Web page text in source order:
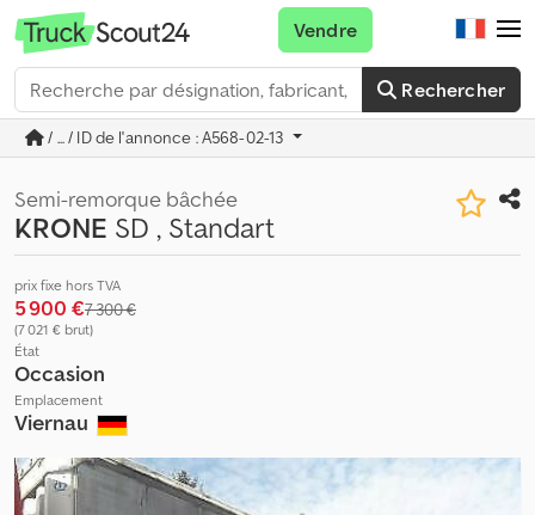
Rechercher
Vendre
/ ... / ID de l'annonce : A568-02-13
Semi-remorque bâchée
KRONE SD , Standart
prix fixe hors TVA
5 900 €7 300 €
(7 021 € brut)
État
Occasion
Emplacement
Viernau